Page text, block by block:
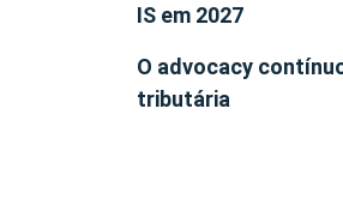
IS em 2027
O advocacy
tributária